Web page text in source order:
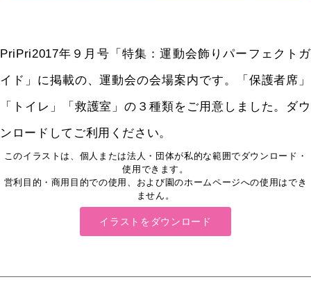
PriPri2017年９月号「特集：運動会飾りパーフェクトガ
イド」に掲載の、運動会の会場案内です。「保護者席」
「トイレ」「救護室」の３種類をご用意しました。ダウ
ンロードしてご利用ください。
このイラストは、個人または法人・団体が私的な範囲でダウンロード・
使用できます。
営利目的・商用目的での使用、および園のホームページへの使用はでき
ません。
イラストをダウンロード